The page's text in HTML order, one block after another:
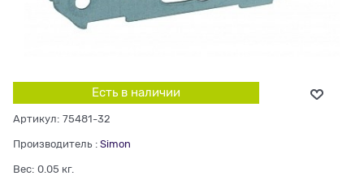
Есть в наличии
Артикул: 75481-32
Производитель : Simon
Вес: 0.05 кг.